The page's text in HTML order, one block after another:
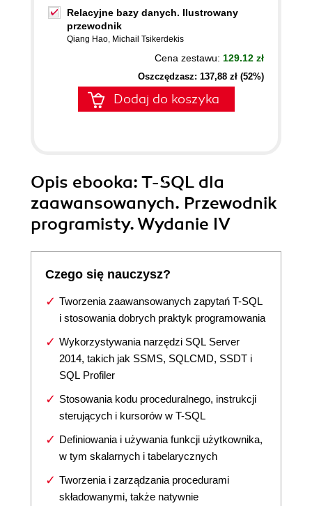
Relacyjne bazy danych. Ilustrowany
przewodnik
Qiang Hao, Michail Tsikerdekis
Cena zestawu: 129.12 zł
Oszczędzasz: 137,88 zł (52%)
Dodaj do koszyka
Opis ebooka: T-SQL dla
zaawansowanych. Przewodnik
programisty. Wydanie IV
Czego się nauczysz?
Tworzenia zaawansowanych zapytań T-SQL
i stosowania dobrych praktyk programowania
Wykorzystywania narzędzi SQL Server
2014, takich jak SSMS, SQLCMD, SSDT i
SQL Profiler
Stosowania kodu proceduralnego, instrukcji
sterujących i kursorów w T-SQL
Definiowania i używania funkcji użytkownika,
w tym skalarnych i tabelarycznych
Tworzenia i zarządzania procedurami
składowanymi, także natywnie